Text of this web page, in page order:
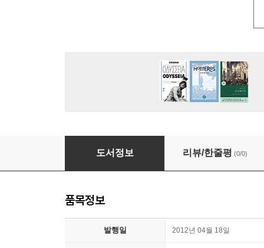
박정희는 로맨티스트였다
도서정보 리뷰/한줄평 (0/0)
품목정보
발행일 2012년 04월 18일